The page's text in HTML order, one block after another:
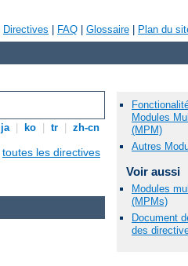
Directives FAQ Glossaire Plan du
ja ko tr zh-cn
toutes les directives
Modules
(MPM)
Autres
Voir aussi
Modules
(MPMs)
Document
des